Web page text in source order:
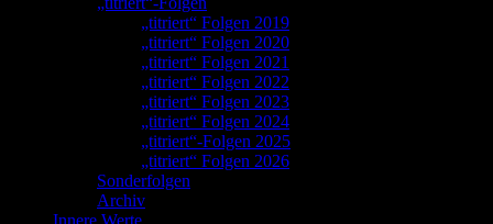
„titriert“ Folgen 2019
„titriert“ Folgen 2020
„titriert“ Folgen 2021
„titriert“ Folgen 2022
„titriert“ Folgen 2023
„titriert“ Folgen 2024
„titriert“-Folgen 2025
„titriert“ Folgen 2026
Sonderfolgen
Archiv
Innere Werte